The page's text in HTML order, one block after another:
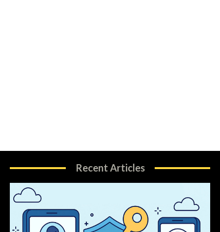
Recent Articles